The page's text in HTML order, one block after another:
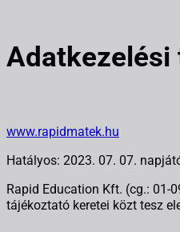
www.rapidmatek.hu
Hatályos: 2023. 07. 07.
Rapid Education Kft. (cg.: 01-
tájékoztató keretei közt tesz